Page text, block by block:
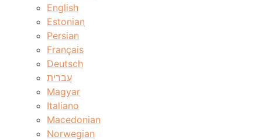
English
Estonian
Persian
Français
Deutsch
עברית
Magyar
Italiano
Macedonian
Norwegian